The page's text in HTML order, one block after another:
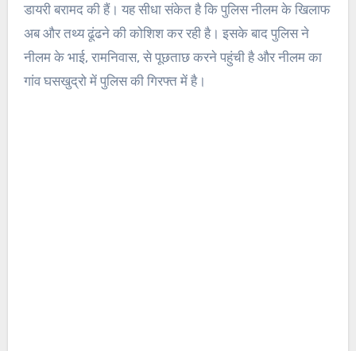
डायरी बरामद की हैं। यह सीधा संकेत है कि पुलिस नीलम के खिलाफ
अब और तथ्य ढूंढने की कोशिश कर रही है। इसके बाद पुलिस ने
नीलम के भाई, रामनिवास, से पूछताछ करने पहुंची है और नीलम का
गांव घसखुद्रो में पुलिस की गिरफ्त में है।